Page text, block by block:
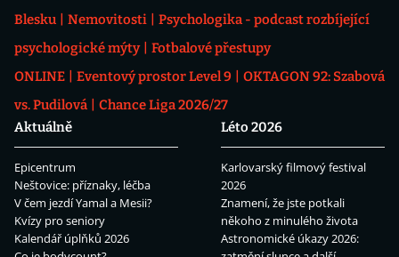
Blesku
Nemovitosti
Psychologika - podcast rozbíjející
psychologické mýty
Fotbalové přestupy
ONLINE
Eventový prostor Level 9
OKTAGON 92: Szabová
vs. Pudilová
Chance Liga 2026/27
Aktuálně
Epicentrum
Neštovice: příznaky, léčba
V čem jezdí Yamal a Mesii?
Kvízy pro seniory
Kalendář úplňků 2026
Léto 2026
Karlovarský filmový festival
2026
Znamení, že jste potkali
někoho z minulého života
Astronomické úkazy 2026: